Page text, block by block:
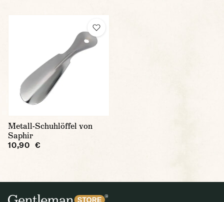
Metall-Schuhlöffel von
Saphir
10,90 €